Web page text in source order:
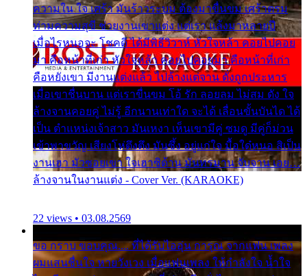
ความใน ใจ เศร้า มันร้าวระบม ต้องมาขื่นขม เศร้าตรม
ท่ามความสุขี ช่วยงานเขาแต่ง แต่เรา แล้งมาหลายปี
เมื่อไรหนอจะ โชคดี ได้มีพิธีวิวาห์ หัวใจหล้า คอยไปคอย
มา คือหน้าที่เก่า หัวใจหล้า คอยไปคอยมา คือหน้าที่เก่า
คือหยังเขา มีงานแต่งแล้ว ไปล้างแต่จาน ดั่งถูกประหาร
เมื่อเขาชื่นบาน แต่เราขื่นขม โอ้ รัก ลอยลม ไม่สม ดัง ใจ
ล้างจานคอยคู่ ไม่รู้ อีกนานเท่าใด จะได้ เลื่อนขั้นบันได ได้
เป็น ตำแหน่งเจ้าสาว มันเหงา เห็นเขามีคู่ ซมดู มีคู่ก็ม่วน
เข้าพาขวัญ เสียงโห่ตึงตึง มันซึ้ง อยู่แก่ใจ มื้อใด๋หนอ สิเป็น
งานเฮา มัวซอยเขา ใจเฮาซิด้าน มันทรมาน จับจาน เอย…
ล้างจานในงานแต่ง - Cover Ver. (KARAOKE)
22 views • 03.08.2569
ขอ กราบ ขอบคุณ.... ที่ได้รับไออุ่น การุณ จากแฟน เพลง
ผมแสนชื่นใจ หายวังเวง เมื่อแฟนเพลง ให้กำลังใจ น้ำใจ